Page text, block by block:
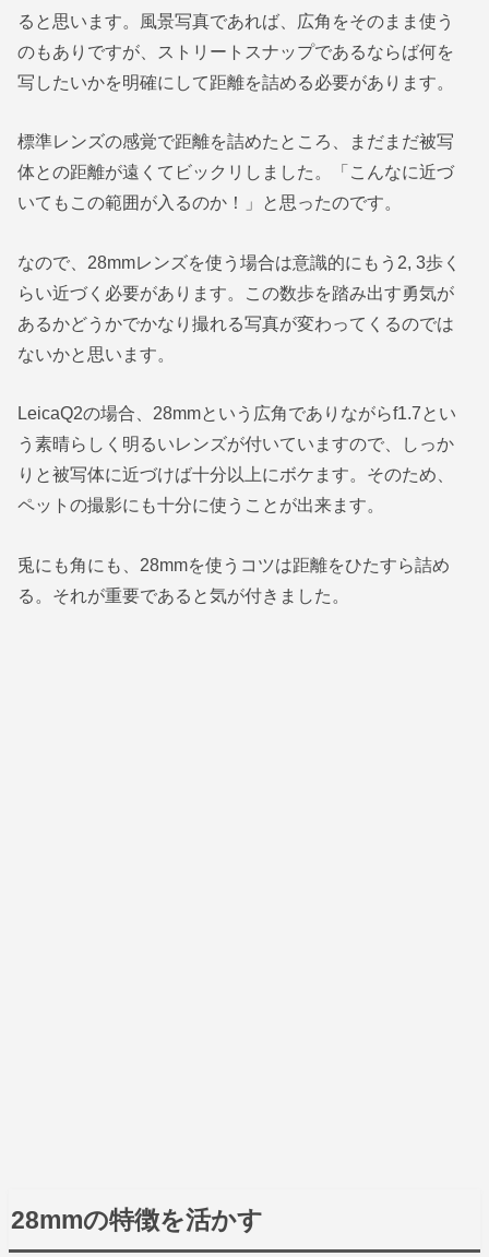
ると思います。風景写真であれば、広角をそのまま使う
のもありですが、ストリートスナップであるならば何を
写したいかを明確にして距離を詰める必要があります。
標準レンズの感覚で距離を詰めたところ、まだまだ被写
体との距離が遠くてビックリしました。「こんなに近づ
いてもこの範囲が入るのか！」と思ったのです。
なので、28mmレンズを使う場合は意識的にもう2, 3歩く
らい近づく必要があります。この数歩を踏み出す勇気が
あるかどうかでかなり撮れる写真が変わってくるのでは
ないかと思います。
LeicaQ2の場合、28mmという広角でありながらf1.7とい
う素晴らしく明るいレンズが付いていますので、しっか
りと被写体に近づけば十分以上にボケます。そのため、
ペットの撮影にも十分に使うことが出来ます。
兎にも角にも、28mmを使うコツは距離をひたすら詰め
る。それが重要であると気が付きました。
28mmの特徴を活かす